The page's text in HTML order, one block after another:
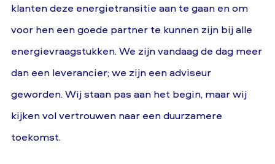
klanten deze energietransitie aan te gaan en om
voor hen een goede partner te kunnen zijn bij alle
energievraagstukken. We zijn vandaag de dag meer
dan een leverancier; we zijn een adviseur
geworden. Wij staan pas aan het begin, maar wij
kijken vol vertrouwen naar een duurzamere
toekomst.